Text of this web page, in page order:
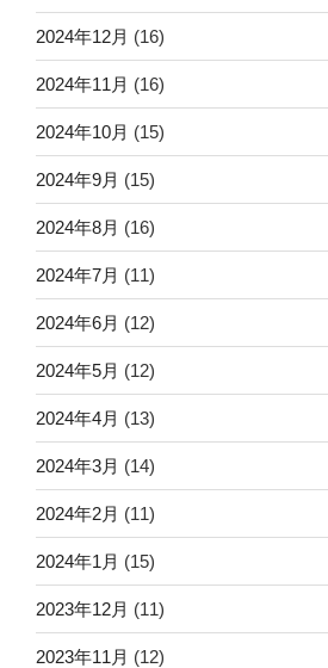
2024年12月 (16)
2024年11月 (16)
2024年10月 (15)
2024年9月 (15)
2024年8月 (16)
2024年7月 (11)
2024年6月 (12)
2024年5月 (12)
2024年4月 (13)
2024年3月 (14)
2024年2月 (11)
2024年1月 (15)
2023年12月 (11)
2023年11月 (12)